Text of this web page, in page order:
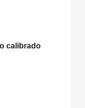
calibrado